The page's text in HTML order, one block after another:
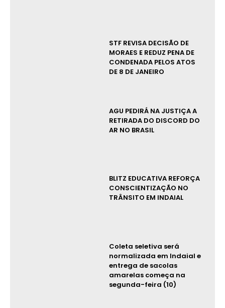
STF REVISA DECISÃO DE
MORAES E REDUZ PENA DE
CONDENADA PELOS ATOS
DE 8 DE JANEIRO
AGU PEDIRÁ NA JUSTIÇA A
RETIRADA DO DISCORD DO
AR NO BRASIL
BLITZ EDUCATIVA REFORÇA
CONSCIENTIZAÇÃO NO
TRÂNSITO EM INDAIAL
Coleta seletiva será
normalizada em Indaial e
entrega de sacolas
amarelas começa na
segunda-feira (10)